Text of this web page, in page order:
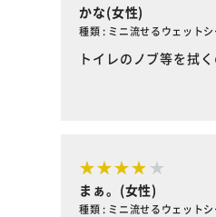
かな(女性)
種類 : ミニ流せるウェット
トイレのノブ等を拭
まぁ。(女性)
種類 : ミニ流せるウェット